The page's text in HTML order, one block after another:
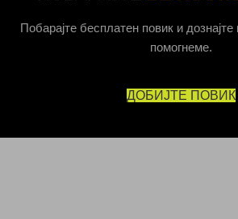
Побарајте бесплатен повик и
помогнеме.
ДОБИЈТЕ ПОВИК